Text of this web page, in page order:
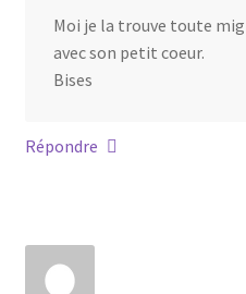
Moi je la trouve toute
avec son petit coeur.
Bises
Répondre